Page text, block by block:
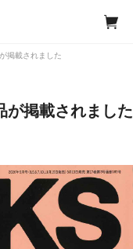
掲載されました
が掲載されました